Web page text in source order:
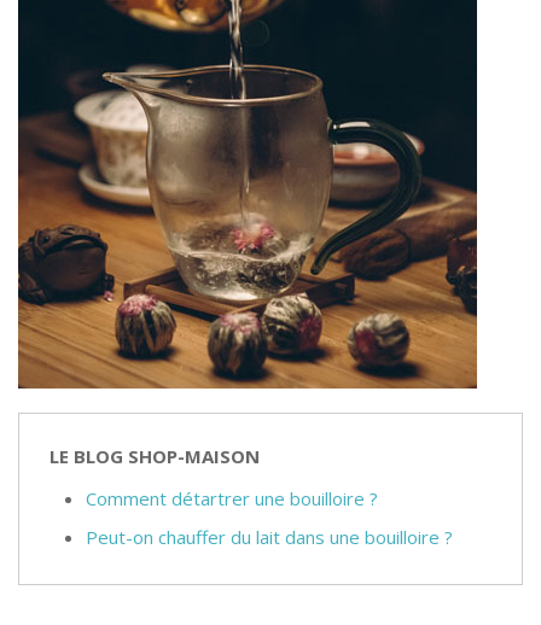
LE BLOG SHOP-MAISON
Comment détartrer une bouilloire ?
Peut-on chauffer du lait dans une bouilloire ?